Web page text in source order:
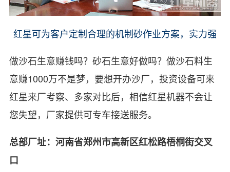
红星可为客户定制合理的机制砂作业方案，实力强
做沙石生意赚钱吗？砂石生意好做吗？做沙石料生
意赚1000万不是梦，要想开办沙厂，投资设备可来
红星来厂考察、多家对比后，相信红星机器不会让
您失望，厂家提供可专车接送服务。
总部厂址：河南省郑州市高新区红松路梧桐街交叉
口